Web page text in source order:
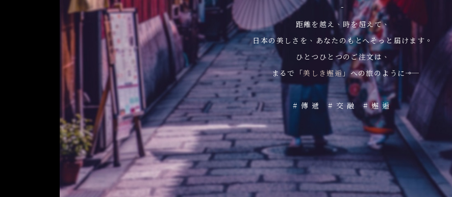
-
距離を越え、時を超えて、
日本の美しさを、あなたのもとへそっと届けます。
ひとつひとつのご注文は、
まるで「美しき邂逅」への旅のように――。
#傳遞 #交融 #邂逅